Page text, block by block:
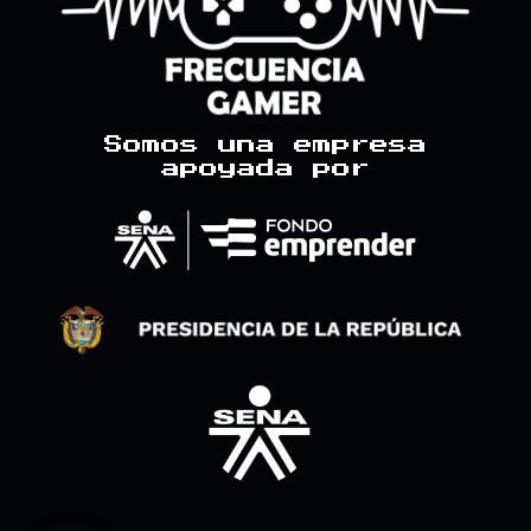
g
r
a
o
o
k
h
b
Somos una empresa
apoyada por